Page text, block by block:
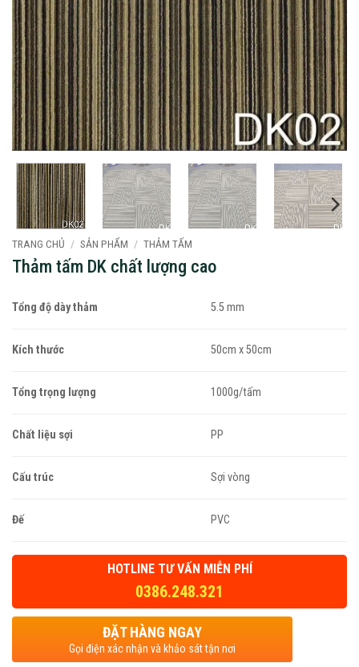
TRANG CHỦ / SẢN PHẨM / THẢM TẤM
Thảm tấm DK chất lượng cao
Tổng độ dày thảm 5.5 mm
Kích thước 50cm x 50cm
Tổng trọng lượng 1000g/tấm
Chất liệu sợi PP
Cấu trúc Sợi vòng
Đế PVC
HOTLINE TƯ VẤN MIỄN PHÍ
0386.248.321
ĐẶT HÀNG NGAY
Gọi điện xác nhận và khảo sát tận nơi